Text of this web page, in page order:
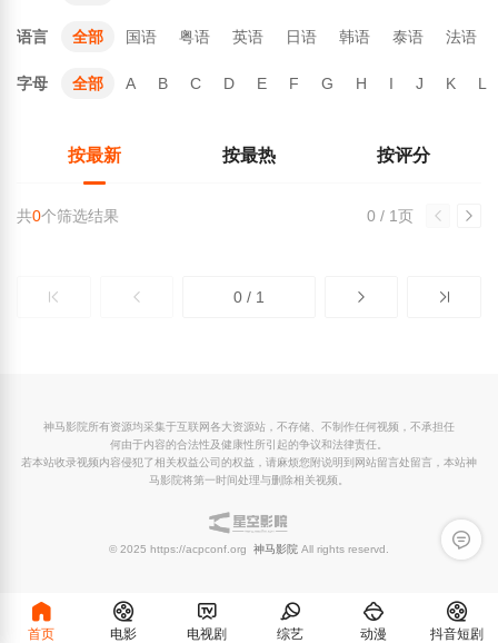
语言 全部 国语 粤语 英语 日语 韩语 泰语 法语
字母 全部 A B C D E F G H I J K L
按最新 按最热 按评分
0 / 1页
共0个筛选结果
0 / 1
留言反
神马影院所有资源均采集于互联网各大资源站，不存储、不制作任何视频，不承担任
何由于内容的合法性及健康性所引起的争议和法律责任。
若本站收录视频内容侵犯了相关权益公司的权益，请麻烦您附说明到网站留言处留言，本站神
马影院将第一时间处理与删除相关视频。
© 2025 https://acpconf.org 神马影院 All rights reservd.
首页 电影 电视剧 综艺 动漫 抖音短剧